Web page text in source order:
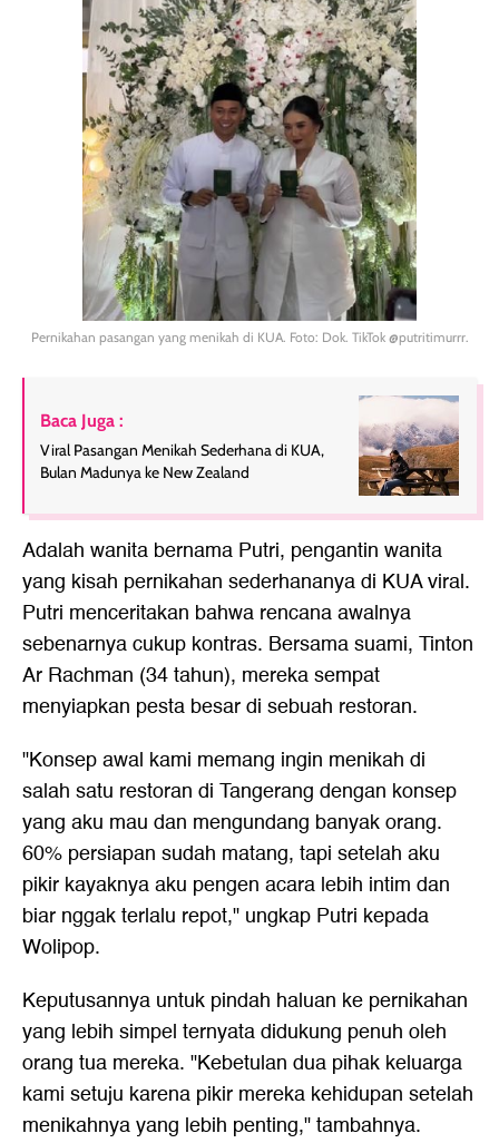
Pernikahan pasangan yang menikah di KUA. Foto: Dok. TikTok @putritimurrr.
Baca Juga :
Viral Pasangan Menikah Sederhana di KUA,
Bulan Madunya ke New Zealand
Adalah wanita bernama Putri, pengantin wanita
yang kisah pernikahan sederhananya di KUA viral.
Putri menceritakan bahwa rencana awalnya
sebenarnya cukup kontras. Bersama suami, Tinton
Ar Rachman (34 tahun), mereka sempat
menyiapkan pesta besar di sebuah restoran.
"Konsep awal kami memang ingin menikah di
salah satu restoran di Tangerang dengan konsep
yang aku mau dan mengundang banyak orang.
60% persiapan sudah matang, tapi setelah aku
pikir kayaknya aku pengen acara lebih intim dan
biar nggak terlalu repot," ungkap Putri kepada
Wolipop.
Keputusannya untuk pindah haluan ke pernikahan
yang lebih simpel ternyata didukung penuh oleh
orang tua mereka. "Kebetulan dua pihak keluarga
kami setuju karena pikir mereka kehidupan setelah
menikahnya yang lebih penting," tambahnya.